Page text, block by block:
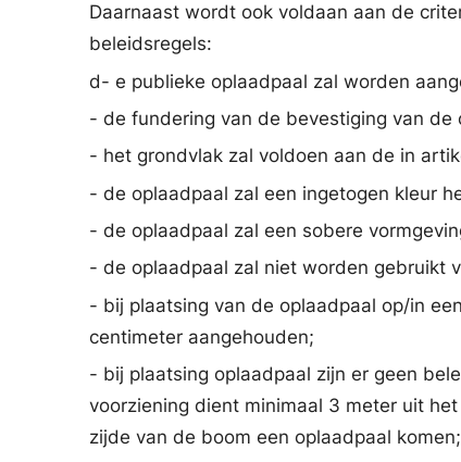
Daarnaast wordt ook voldaan aan de
beleidsregels:
d- e publieke oplaadpaal zal worden
- de fundering van de bevestiging van
- het grondvlak zal voldoen aan de in
- de oplaadpaal zal een ingetogen kleur
- de oplaadpaal zal een sobere
- de oplaadpaal zal niet worden gebruikt
- bij plaatsing van de oplaadpaal op/in
centimeter aangehouden;
- bij plaatsing oplaadpaal zijn er geen
voorziening dient minimaal 3 meter uit
zijde van de boom een oplaadpaal komen;